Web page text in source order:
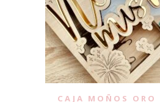
CAJA MOÑOS ORO